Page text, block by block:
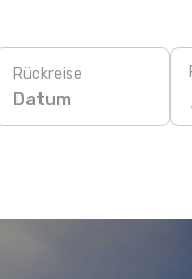
Rückreise
Datum